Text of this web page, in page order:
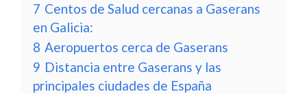
7 Centos de Salud cercanas a Gaserans
en Galicia:
8 Aeropuertos cerca de Gaserans
9 Distancia entre Gaserans y las
principales ciudades de España